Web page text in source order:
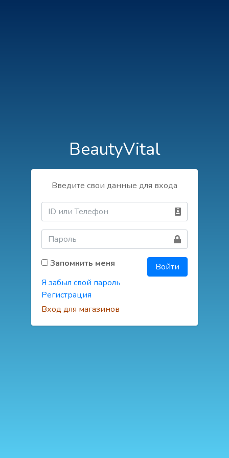
BeautyVital
Введите свои данные для входа
Запомнить меня
Войти
Я забыл свой пароль
Регистрация
Вход для магазинов